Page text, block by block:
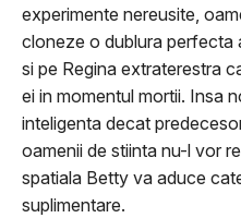
experimente nereusite,
cloneze o dublura perfecta
si pe Regina extraterestra
ei in momentul mortii. Insa
inteligenta decat
oamenii de stiinta nu-l vor
spatiala Betty va aduce
suplimentare.